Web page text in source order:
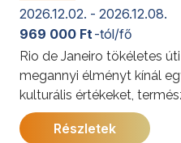
2026.12.02. - 2026.12.08.
Rio de Janeiro tökéletes
megannyi élményt kínál
kulturális értékeket,
kincseket, világhírű
szambát és a bossanovát,
969 000 Ft-tól/fő
Részletek